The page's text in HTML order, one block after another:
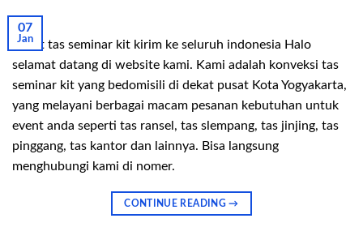
07
Jan
Paket tas seminar kit kirim ke seluruh indonesia Halo
selamat datang di website kami. Kami adalah konveksi tas
seminar kit yang bedomisili di dekat pusat Kota Yogyakarta,
yang melayani berbagai macam pesanan kebutuhan untuk
event anda seperti tas ransel, tas slempang, tas jinjing, tas
pinggang, tas kantor dan lainnya. Bisa langsung
menghubungi kami di nomer.
CONTINUE READING→